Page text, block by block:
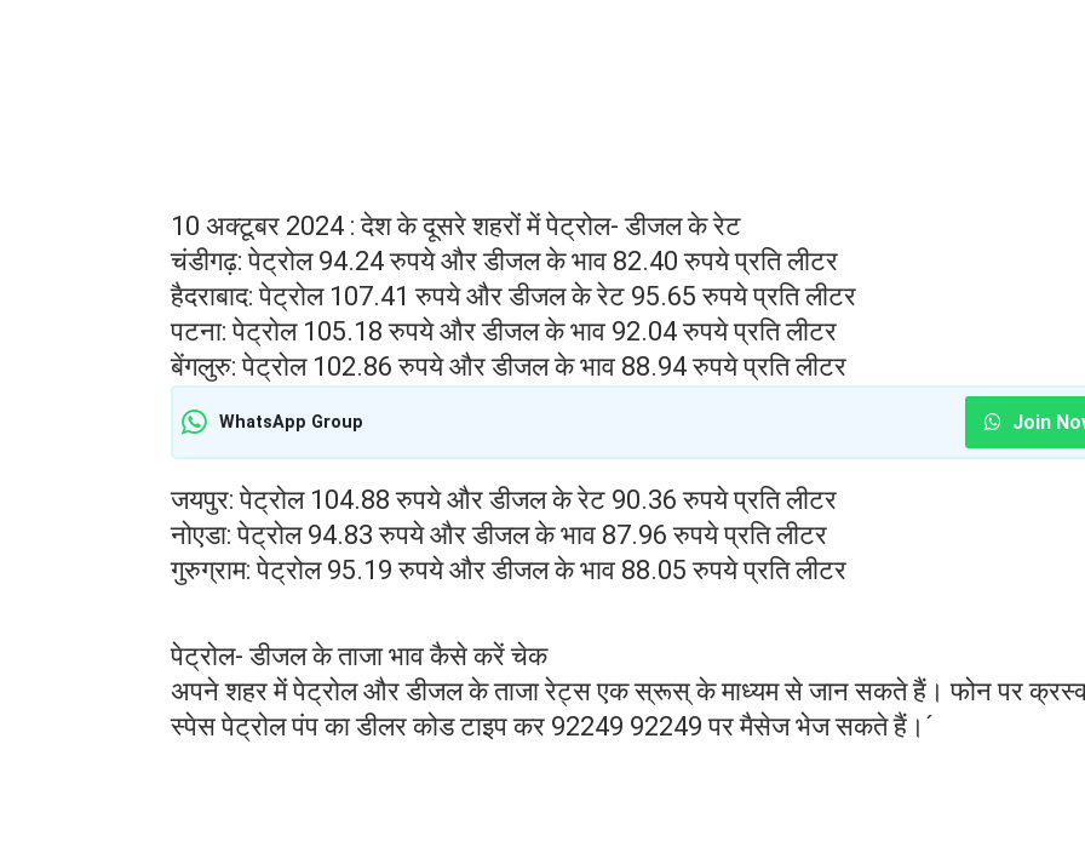
10 अक्टूबर 2024 : देश के दूसरे शहरों में पेट्रोल- डीजल के रेट
चंडीगढ़: पेट्रोल 94.24 रुपये और डीजल के भाव 82.40 रुपये प्रति लीटर
हैदराबाद: पेट्रोल 107.41 रुपये और डीजल के रेट 95.65 रुपये प्रति लीटर
पटना: पेट्रोल 105.18 रुपये और डीजल के भाव 92.04 रुपये प्रति लीटर
बेंगलुरु: पेट्रोल 102.86 रुपये और डीजल के भाव 88.94 रुपये प्रति लीटर
WhatsApp Group Join
जयपुर: पेट्रोल 104.88 रुपये और डीजल के रेट 90.36 रुपये प्रति लीटर
नोएडा: पेट्रोल 94.83 रुपये और डीजल के भाव 87.96 रुपये प्रति लीटर
गुरुग्राम: पेट्रोल 95.19 रुपये और डीजल के भाव 88.05 रुपये प्रति लीटर
पेट्रोल- डीजल के ताजा भाव कैसे करें चेक
अपने शहर में पेट्रोल और डीजल के ताजा रेट्स एक स्रूस् के माध्यम से जान सकते हैं। फोन पर
स्पेस पेट्रोल पंप का डीलर कोड टाइप कर 92249 92249 पर मैसेज भेज सकते हैं।´